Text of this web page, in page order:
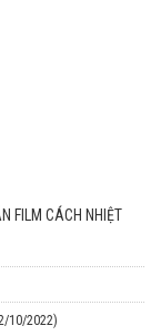
FILM CÁCH NHIỆT
10/2022)